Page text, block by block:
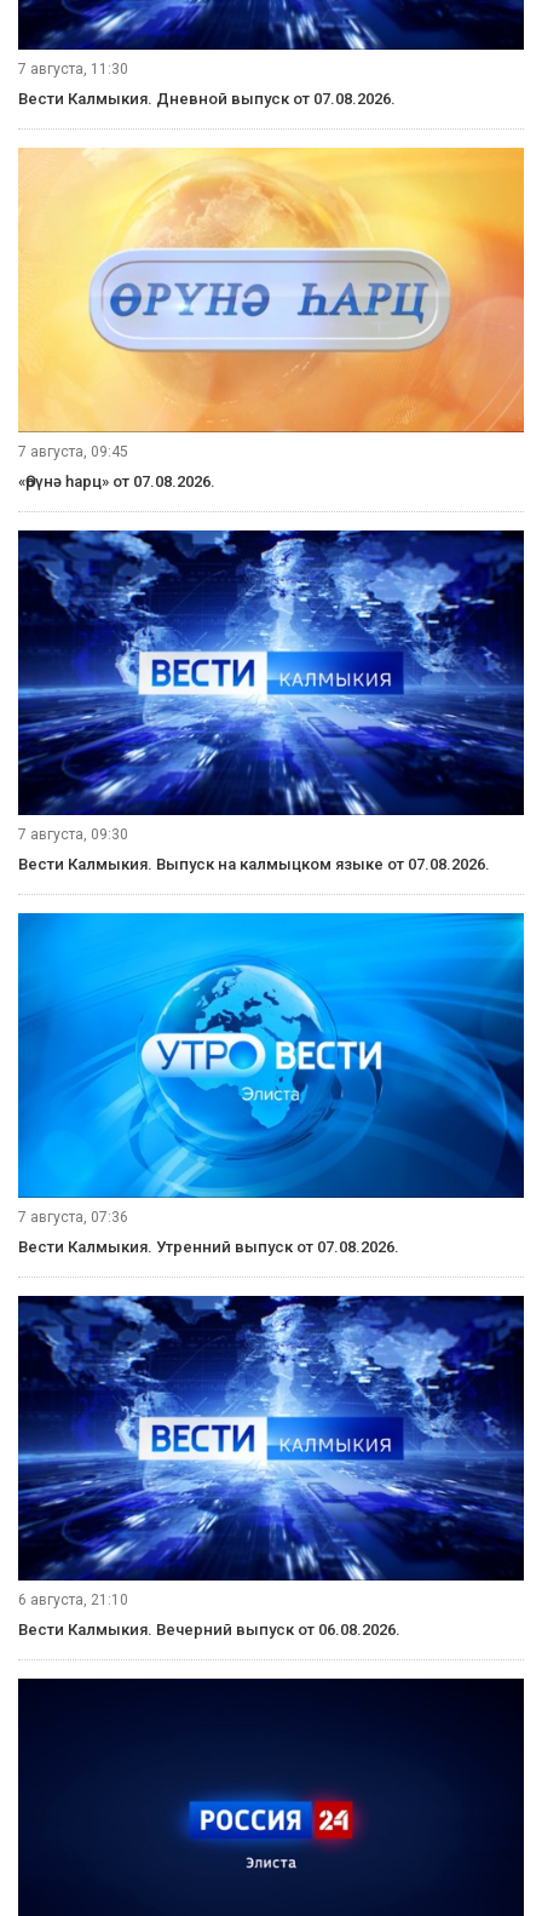
7 августа, 11:30
Вести Калмыкия. Дневной выпуск от 07.08.2026.
7 августа, 09:45
«Өрүнә һарц» от 07.08.2026.
7 августа, 09:30
Вести Калмыкия. Выпуск на калмыцком языке от 07.08.2026.
7 августа, 07:36
Вести Калмыкия. Утренний выпуск от 07.08.2026.
6 августа, 21:10
Вести Калмыкия. Вечерний выпуск от 06.08.2026.